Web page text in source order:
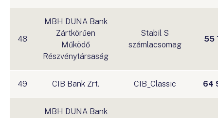
48
MBH DUNA Bank
Zártkörűen
Működő
Részvénytársaság
Stabil S
számlacsomag
55
49 CIB Bank Zrt. CIB_Classic 64
MBH DUNA Bank